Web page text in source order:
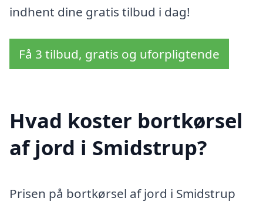
indhent dine gratis tilbud i dag!
Få 3 tilbud, gratis og uforpligtende
Hvad koster bortkørsel
af jord i Smidstrup?
Prisen på bortkørsel af jord i Smidstrup